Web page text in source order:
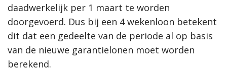
daadwerkelijk per 1 maart te worden
doorgevoerd. Dus bij een 4 wekenloon betekent
dit dat een gedeelte van de periode al op basis
van de nieuwe garantielonen moet worden
berekend.